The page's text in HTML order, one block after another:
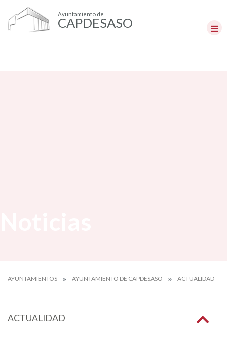
Ayuntamiento de
CAPDESASO
AYUNTAMIENTOS AYUNTAMIENTO DE CAPDESASO ACTUALIDAD
ACTUALIDAD